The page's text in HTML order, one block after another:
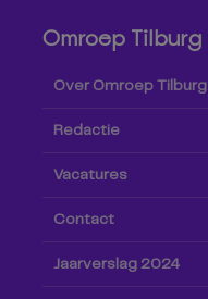
Omroep Tilburg
Over Omroep Tilburg
Redactie
Vacatures
Contact
Jaarverslag 2024